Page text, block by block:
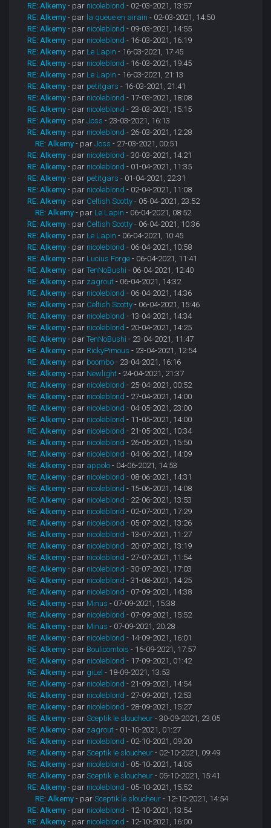
RE: Alkemy - par nicoleblond - 02-03-2021, 13:57
RE: Alkemy - par la queue en airain - 02-03-2021, 14:50
RE: Alkemy - par nicoleblond - 09-03-2021, 14:55
RE: Alkemy - par nicoleblond - 16-03-2021, 16:19
RE: Alkemy - par Le Lapin - 16-03-2021, 17:45
RE: Alkemy - par nicoleblond - 16-03-2021, 19:45
RE: Alkemy - par Le Lapin - 16-03-2021, 21:13
RE: Alkemy - par petitgars - 16-03-2021, 21:41
RE: Alkemy - par nicoleblond - 17-03-2021, 18:08
RE: Alkemy - par nicoleblond - 23-03-2021, 15:15
RE: Alkemy - parJoss - 23-03-2021, 16:13
RE: Alkemy - par nicoleblond - 26-03-2021, 12:28
RE: Alkemy - parJoss - 27-03-2021, 00:51
RE: Alkemy - par nicoleblond - 30-03-2021, 14:21
RE: Alkemy - par nicoleblond - 01-04-2021, 11:35
RE: Alkemy - par petitgars - 01-04-2021, 22:31
RE: Alkemy - par nicoleblond - 02-04-2021, 11:08
RE: Alkemy - par Celtish Scotty - 05-04-2021, 23:52
RE: Alkemy - par Le Lapin - 06-04-2021, 08:52
RE: Alkemy - par Celtish Scotty - 06-04-2021, 10:36
RE: Alkemy - par Le Lapin - 06-04-2021, 10:45
RE: Alkemy - par nicoleblond - 06-04-2021, 10:58
RE: Alkemy - par Lucius Forge - 06-04-2021, 11:41
RE: Alkemy - parTenNoBushi - 06-04-2021, 12:40
RE: Alkemy - par zagrout - 06-04-2021, 14:32
RE: Alkemy - par nicoleblond - 06-04-2021, 14:36
RE: Alkemy - par Celtish Scotty - 06-04-2021, 15:46
RE: Alkemy - par nicoleblond - 13-04-2021, 14:34
RE: Alkemy - par nicoleblond - 20-04-2021, 14:25
RE: Alkemy - parTenNoBushi - 23-04-2021, 11:47
RE: Alkemy - par RickyPimous - 23-04-2021, 12:54
RE: Alkemy - par boombo - 23-04-2021, 16:16
RE: Alkemy - par Newlight - 24-04-2021, 21:37
RE: Alkemy - par nicoleblond - 25-04-2021, 00:52
RE: Alkemy - par nicoleblond - 27-04-2021, 14:00
RE: Alkemy - par nicoleblond - 04-05-2021, 23:00
RE: Alkemy - par nicoleblond - 11-05-2021, 14:00
RE: Alkemy - par nicoleblond - 21-05-2021, 10:34
RE: Alkemy - par nicoleblond - 26-05-2021, 15:50
RE: Alkemy - par nicoleblond - 04-06-2021, 14:09
RE: Alkemy - par appolo - 04-06-2021, 14:53
RE: Alkemy - par nicoleblond - 08-06-2021, 14:31
RE: Alkemy - par nicoleblond - 15-06-2021, 14:08
RE: Alkemy - par nicoleblond - 22-06-2021, 13:53
RE: Alkemy - par nicoleblond - 02-07-2021, 17:29
RE: Alkemy - par nicoleblond - 05-07-2021, 13:26
RE: Alkemy - par nicoleblond - 13-07-2021, 11:27
RE: Alkemy - par nicoleblond - 20-07-2021, 13:19
RE: Alkemy - par nicoleblond - 27-07-2021, 11:54
RE: Alkemy - par nicoleblond - 30-07-2021, 17:03
RE: Alkemy - par nicoleblond - 31-08-2021, 14:25
RE: Alkemy - par nicoleblond - 07-09-2021, 14:38
RE: Alkemy - par Minus - 07-09-2021, 15:38
RE: Alkemy - par nicoleblond - 07-09-2021, 15:52
RE: Alkemy - par Minus - 07-09-2021, 20:28
RE: Alkemy - par nicoleblond - 14-09-2021, 16:01
RE: Alkemy - par Boulicomtois - 16-09-2021, 17:57
RE: Alkemy - par nicoleblond - 17-09-2021, 01:42
RE: Alkemy - par giLel - 18-09-2021, 13:53
RE: Alkemy - par nicoleblond - 21-09-2021, 14:54
RE: Alkemy - par nicoleblond - 27-09-2021, 12:53
RE: Alkemy - par nicoleblond - 28-09-2021, 15:27
RE: Alkemy - parSceptik le sloucheur - 30-09-2021, 23:05
RE: Alkemy - par zagrout - 01-10-2021, 01:27
RE: Alkemy - par nicoleblond - 02-10-2021, 09:20
RE: Alkemy - parSceptik le sloucheur - 02-10-2021, 09:49
RE: Alkemy - par nicoleblond - 05-10-2021, 14:05
RE: Alkemy - parSceptik le sloucheur - 05-10-2021, 15:41
RE: Alkemy - par nicoleblond - 05-10-2021, 15:52
RE: Alkemy - parSceptik le sloucheur - 12-10-2021, 14:54
RE: Alkemy - par nicoleblond - 12-10-2021, 13:54
RE: Alkemy - par nicoleblond - 12-10-2021, 16:00